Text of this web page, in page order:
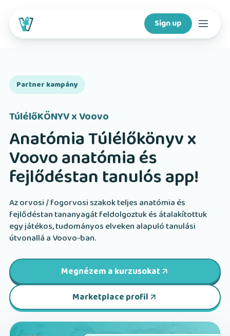
Sign up
Features
For creators
Company
For schools
Download app
Partner kampány
TúlélőKÖNYV x Voovo
Anatómia Túlélőkönyv x
Voovo anatómia és
fejlődéstan tanulós app!
Az orvosi / fogorvosi szakok teljes anatómia és
fejlődéstan tananyagát feldolgoztuk és átalakítottuk
egy játékos, tudományos elveken alapuló tanulási
útvonallá a Voovo-ban.
Megnézem a kurzusokat
Marketplace profil